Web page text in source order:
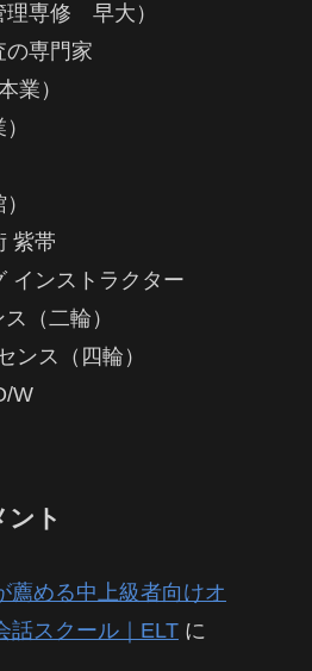
理専修 早大）
の専門家
業）
紫帯
インストラクター
（二輪）
ンス（四輪）
W
ント
薦める中上級者向けオ
話スクール｜ELT に